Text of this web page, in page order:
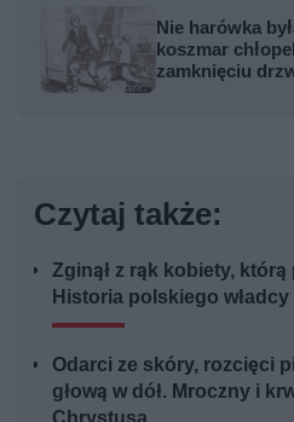
Nie harówka
koszmar
zamknięciu
Czytaj także:
Zginął z rąk kobiety, którą
Historia polskiego
Odarci ze skóry, rozcięci
głową w dół. Mroczny i